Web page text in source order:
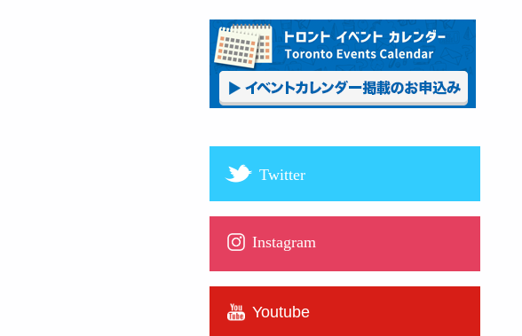
Twitter
Instagram
Youtube